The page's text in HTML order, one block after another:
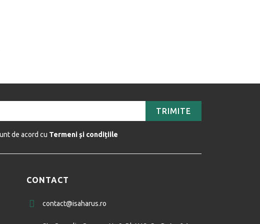
TRIMITE
de acord cu Termeni și condițiile
CONTACT
contact@isaharus.ro